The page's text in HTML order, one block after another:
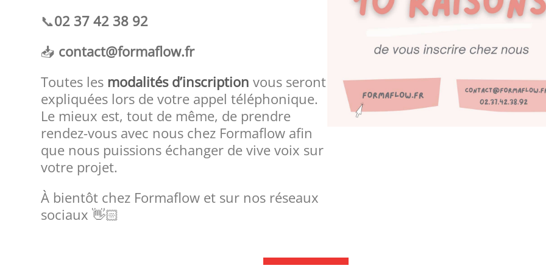
📞02 37 42 38 92
📥 contact@formaflow.fr
Toutes les modalités d’inscription vous seront
expliquées lors de votre appel téléphonique.
Le mieux est, tout de même, de prendre
rendez-vous avec nous chez Formaflow afin
que nous puissions échanger de vive voix sur
votre projet.
À bientôt chez Formaflow et sur nos réseaux
sociaux 👋🏻